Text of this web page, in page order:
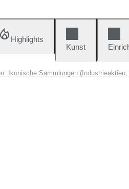
Highlights
Kunst
Ikonische Sammlungen